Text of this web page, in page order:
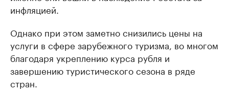
инфляцией.
Однако при этом заметно снизились цены на
услуги в сфере зарубежного туризма, во многом
благодаря укреплению курса рубля и
завершению туристического сезона в ряде
стран.